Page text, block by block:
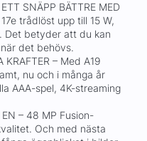
SNÄPP BÄTTRE MED
trådlöst upp till 15 W,
Det betyder att du kan
det behövs.
– Med A19
nu och i många år
AAA-spel, 4K-streaming
EN – 48 MP Fusion-
Och med nästa